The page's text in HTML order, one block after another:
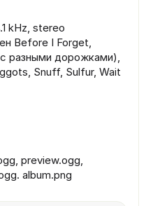
kHz, stereo
Before I Forget,
разными дорожками),
Snuff, Sulfur, Wait
preview.ogg,
album.png